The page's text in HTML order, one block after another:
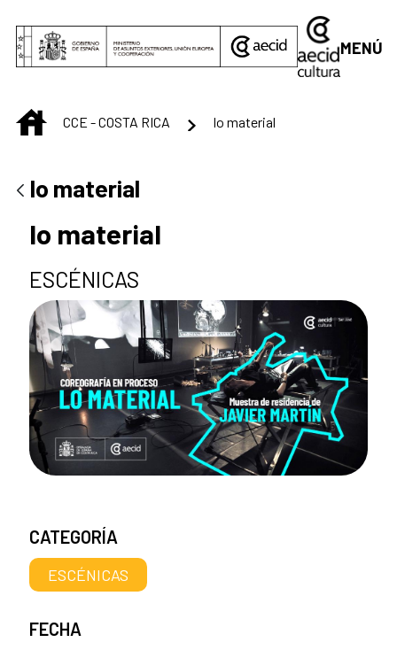
MENÚ
INICIO
CCE - COSTA RICA lo material
lo material
lo material
ESCÉNICAS
CATEGORÍA
ESCÉNICAS
FECHA